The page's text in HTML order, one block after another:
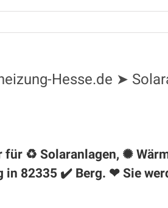
Hesse.de ➤
für ♻ Solaranlagen, ✺
in 82335 ✔️ Berg. ❤ Sie